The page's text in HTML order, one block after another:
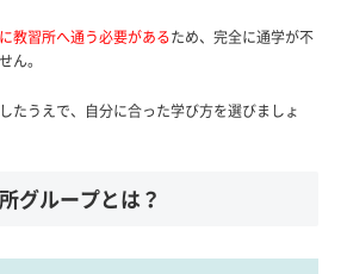
教習所へ通う必要があるため、完全に通学が不
ん。
たうえで、自分に合った学び方を選びましょ
グループとは？